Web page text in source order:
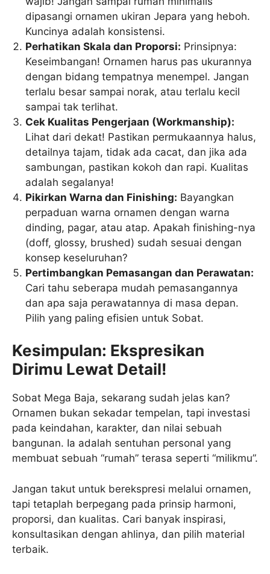
dipasangi ornamen ukiran Jepara yang heboh.
Kuncinya adalah konsistensi.
Perhatikan Skala dan Proporsi: Prinsipnya:
Keseimbangan! Ornamen harus pas ukurannya
dengan bidang tempatnya menempel. Jangan
terlalu besar sampai norak, atau terlalu kecil
sampai tak terlihat.
Cek Kualitas Pengerjaan (Workmanship):
Lihat dari dekat! Pastikan permukaannya halus,
detailnya tajam, tidak ada cacat, dan jika ada
sambungan, pastikan kokoh dan rapi. Kualitas
adalah segalanya!
Pikirkan Warna dan Finishing: Bayangkan
perpaduan warna ornamen dengan warna
dinding, pagar, atau atap. Apakah finishing-nya
(doff, glossy, brushed) sudah sesuai dengan
konsep keseluruhan?
Pertimbangkan Pemasangan dan Perawatan:
Cari tahu seberapa mudah pemasangannya
dan apa saja perawatannya di masa depan.
Pilih yang paling efisien untuk Sobat.
Kesimpulan: Ekspresikan
Dirimu Lewat Detail!
Sobat Mega Baja, sekarang sudah jelas kan?
Ornamen bukan sekadar tempelan, tapi investasi
pada keindahan, karakter, dan nilai sebuah
bangunan. Ia adalah sentuhan personal yang
membuat sebuah “rumah” terasa seperti “milikmu”.
Jangan takut untuk berekspresi melalui ornamen,
tapi tetaplah berpegang pada prinsip harmoni,
proporsi, dan kualitas. Cari banyak inspirasi,
konsultasikan dengan ahlinya, dan pilih material
terbaik.